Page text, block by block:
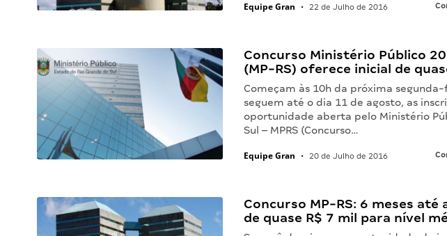
Equipe Gran • 22 de Julho de 2016
Concurso Ministério Público
(MP-RS) oferece inicial de
Começam às 10h da próxima
seguem até o dia 11 de agosto, as
oportunidade aberta pelo Ministério
Sul – MPRS (Concurso…
Equipe Gran • 20 de Julho de 2016
Concurso MP-RS: 6 meses até
de quase R$ 7 mil para nível